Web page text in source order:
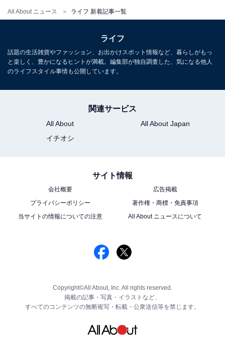
All About ニュース ライフ 新着記事一覧
ライフ
話題の生活雑貨やファッション、お出かけスポット情報など、暮らしがもっ
と楽しく、豊かになるヒントが満載。編集部が独自調査した、気になる他人
のライフスタイル事情も公開しています。
関連サービス
All About
All About Japan
イチオシ
サイト情報
会社概要
広告掲載
プライバシーポリシー
著作権・商標・免責事項
当サイトの情報についての注意
All About ニュースについて
Copyright©All About, Inc. All rights reserved.
掲載の記事・写真・イラストなど、
すべてのコンテンツの無断複写・転載・公衆送信等を禁じます。